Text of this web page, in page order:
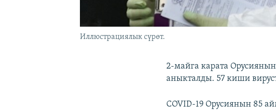
Иллюстрациялык сүрөт.
2-майга карата
аныкталды. 57 киши
COVID-19 Орусиянын 85